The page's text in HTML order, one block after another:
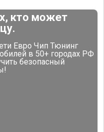
кто может
Евро Чип Тюнинг
в 50+ городах РФ
безопасный